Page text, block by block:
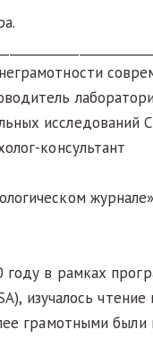
исследований
консультант
году в рамках
изучалось
грамотными были